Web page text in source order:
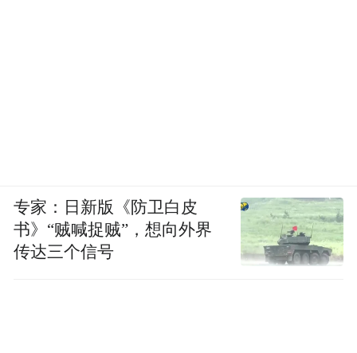
专家：日新版《防卫白皮
书》“贼喊捉贼”，想向外界
传达三个信号